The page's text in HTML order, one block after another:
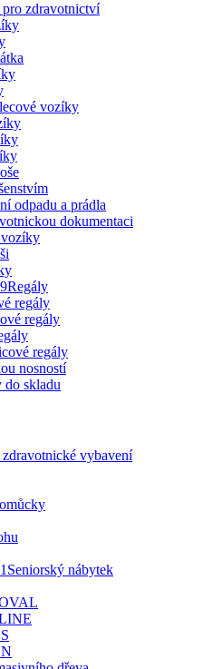
zdravotnictví
vozíky
odpadu a prádla
dokumentaci
vozíky
Regály
regály
regály
regály
nosností
do skladu
zdravotnické vybavení
Seniorský nábytek